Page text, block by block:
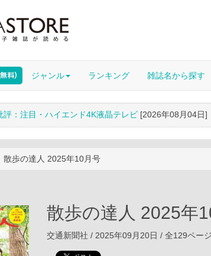
ジャンル ランキング 雑誌名から探す
評：注目・ハイエンド4K液晶テレビ [2026年08月04日]
散歩の達人 2025年10月号
散歩の達人 2025年
交通新聞社 / 2025年09月20日 / 全129ページ